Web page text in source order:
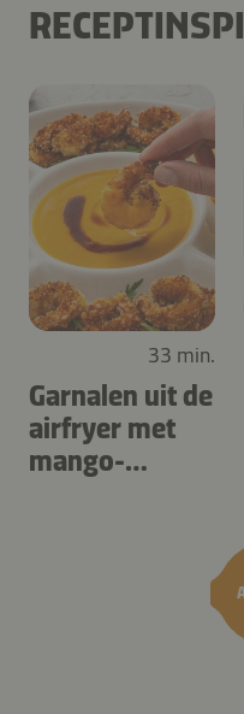
33 min.
Garnalen uit de
airfryer met
mango-